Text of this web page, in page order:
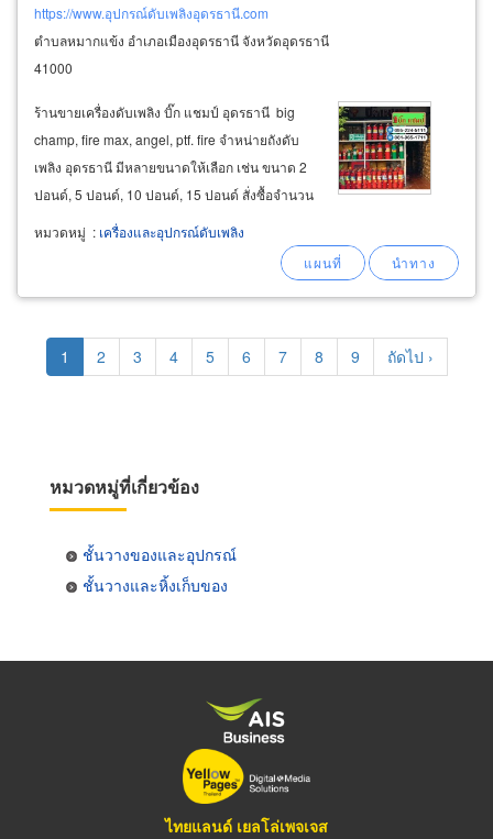
https://www.อุปกรณ์ดับเพลิงอุดรธานี.com
ตำบลหมากแข้ง อำเภอเมืองอุดรธานี จังหวัดอุดรธานี
41000
ร้านขายเครื่องดับเพลิง บิ๊ก แชมป์ อุดรธานี big
champ, fire max, angel, ptf. fire จำหน่ายถังดับ
เพลิง อุดรธานี มีหลายขนาดให้เลือก เช่น ขนาด 2
ปอนด์, 5 ปอนด์, 10 ปอนด์, 15 ปอนด์ สั่งซื้อจำนวน
มากราคาถูก สินค้ารับประกันคุณภาพ ถังดับเพลิง
ถังแดง ผงเคมีแห้ง (dry chemical powder) ไม่เป็น
หมวดหมู่ : เครื่องและอุปกรณ์ดับเพลิง
Pagination
Current
page
1 Page
2 Page
3 Page
4 Page
5 Page
6 Page
7 Page
8 Page
9
Next
page
ถัดไป ›
หมวดหมู่ที่เกี่ยวข้อง
ชั้นวางของและอุปกรณ์
ชั้นวางและหิ้งเก็บของ
ไทยแลนด์ เยลโล่เพจเจส